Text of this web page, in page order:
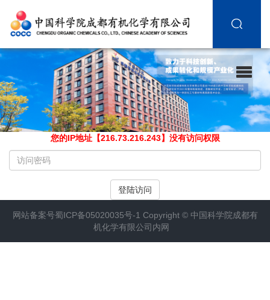
您的IP地址【216.73.216.243】没有访问权限
输
入
访
密
码
登陆访问
网站备案号蜀ICP备05020035号-1 Copyright © 中国科学院成都有
机化学有限公司内网